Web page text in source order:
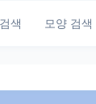
검색 모양 검색